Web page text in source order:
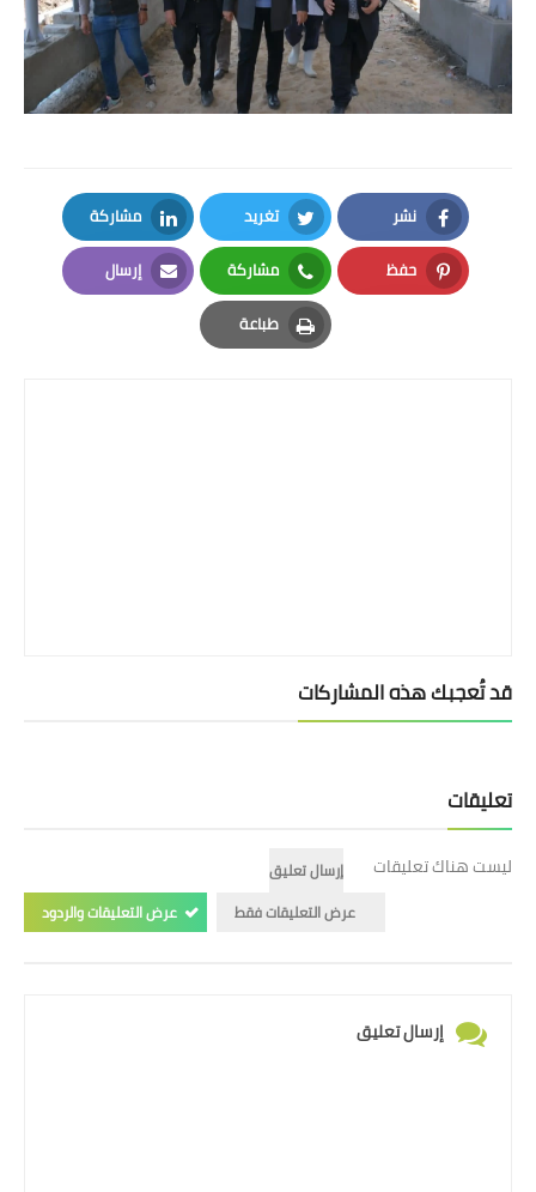
نشر
Facebook
تغريد
Twitter
مشاركة
LinkedIn
حفظ
Pinterest
مشاركة
Whatsapp
إرسال
Email
طباعة
Print
قد تُعجبك هذه المشاركات
تعليقات
ليست هناك تعليقات
إرسال تعليق
عرض التعليقات فقط
عرض التعليقات والردود
إرسال تعليق